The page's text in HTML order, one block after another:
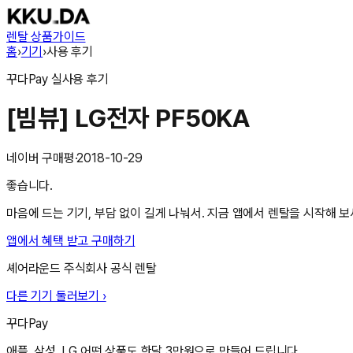
렌탈 상품가이드
홈›기기›사용 후기
꾸다Pay 실사용 후기
[빔뷰] LG전자 PF50KA
네이버 구매평·2018-10-29
좋습니다.
마음에 드는 기기, 부담 없이 길게 나눠서. 지금 앱에서 렌탈을 시작해 보
앱에서 혜택 받고 구매하기
셰어라운드 주식회사 공식 렌탈
다른 기기 둘러보기 ›
꾸다Pay